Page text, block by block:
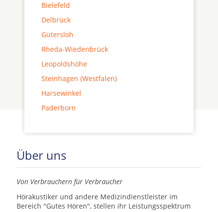
Bielefeld
Delbrück
Gütersloh
Rheda-Wiedenbrück
Leopoldshöhe
Steinhagen (Westfalen)
Harsewinkel
Paderborn
Über uns
Von Verbrauchern für Verbraucher
Hörakustiker und andere Medizindienstleister im
Bereich "Gutes Hören", stellen ihr Leistungsspektrum